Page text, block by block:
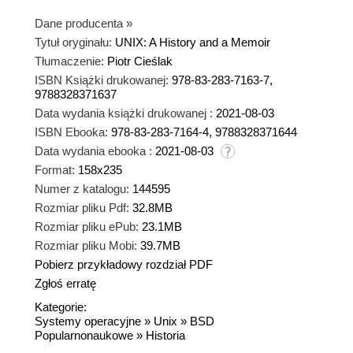
Dane producenta »
Tytuł oryginału: UNIX: A History and a Memoir
Tłumaczenie: Piotr Cieślak
ISBN Książki drukowanej: 978-83-283-7163-7,
9788328371637
Data wydania książki drukowanej : 2021-08-03
ISBN Ebooka: 978-83-283-7164-4, 9788328371644
Data wydania ebooka : 2021-08-03
Format: 158x235
Numer z katalogu: 144595
Rozmiar pliku Pdf: 32.8MB
Rozmiar pliku ePub: 23.1MB
Rozmiar pliku Mobi: 39.7MB
Pobierz przykładowy rozdział PDF
Zgłoś erratę
Kategorie:
Systemy operacyjne » Unix » BSD
Popularnonaukowe » Historia